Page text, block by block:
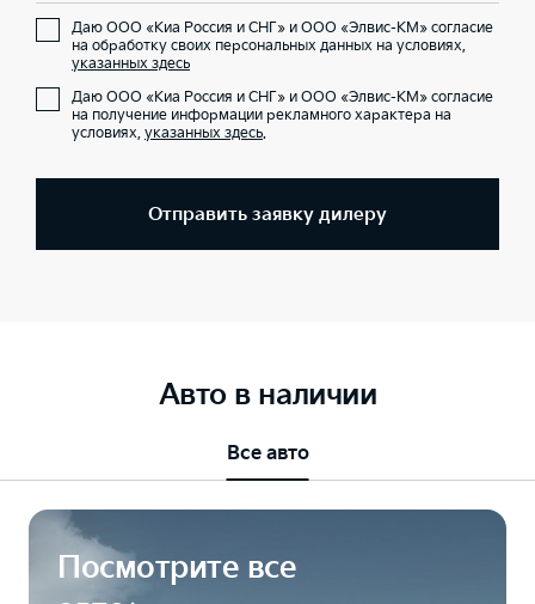
Даю ООО «Киа Россия и СНГ» и ООО «Элвис-КМ» согласие
на обработку своих персональных данных на условиях,
указанных здесь
Даю ООО «Киа Россия и СНГ» и ООО «Элвис-КМ» согласие
на получение информации рекламного характера на
условиях, указанных здесь.
Отправить заявку дилеру
Авто в наличии
Все авто
Посмотрите все